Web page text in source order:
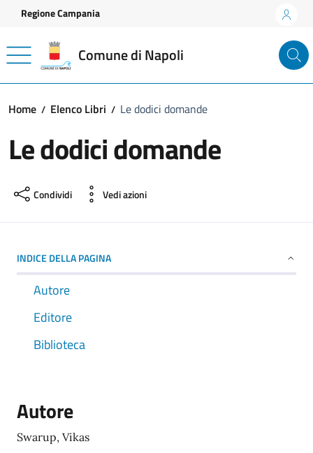
Vai ai contenuti
Vai al footer
Regione Campania
Comune di Napoli
Home Elenco Libri Le dodici domande
Le dodici domande
Condividi Vedi azioni
INDICE DELLA PAGINA
Autore
Editore
Biblioteca
Autore
Swarup, Vikas